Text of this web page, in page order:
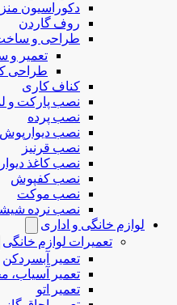
دکوراسیون
روف گاردن
طراحی و ساخت
تعمیر و
طراحی
کناف کاری
نصب پارکت و
نصب پرده
نصب دیوارپوش
نصب قرنیز
نصب کاغذ
نصب کفپوش
نصب موکت
نصب نرده
لوازم خانگی و اداری
تعمیرات لوازم خانگی
تعمیر آبسردکن
تعمیر آسیاب،
تعمیر اتو